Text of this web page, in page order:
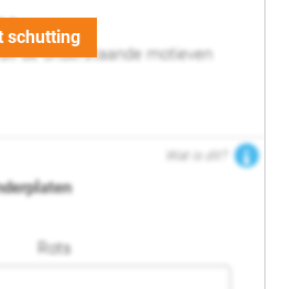
de onderstaande motieven
Wat is dit?
Rots